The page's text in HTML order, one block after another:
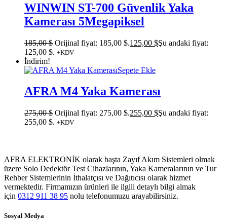
WINWIN ST-700 Güvenlik Yaka
Kamerası 5Megapiksel
185,00$ Orijinal fiyat: 185,00 $.125,00 $Şu andaki fiyat:
125,00 $. +KDV
İndirim!
Sepete Ekle
AFRA M4 Yaka Kamerası
275,00$ Orijinal fiyat: 275,00 $.255,00 $Şu andaki fiyat:
255,00 $. +KDV
AFRA ELEKTRONİK olarak başta Zayıf Akım Sistemleri olmak
üzere Solo Dedektör Test Cihazlarının, Yaka Kameralarının ve Tur
Rehber Sistemlerinin İthalatçısı ve Dağıtıcısı olarak hizmet
vermektedir. Firmamızın ürünleri ile ilgili detaylı bilgi almak
için 0312 911 38 95 nolu telefonumuzu arayabilirsiniz.
Sosyal Medya